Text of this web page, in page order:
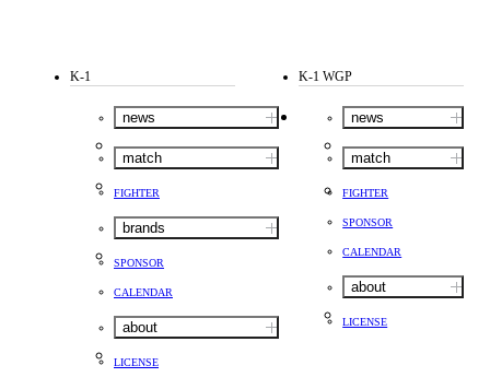
K-1
news
match
FIGHTER
brands
SPONSOR
CALENDAR
about
LICENSE
K-1 WGP
news
match
FIGHTER
SPONSOR
CALENDAR
about
LICENSE